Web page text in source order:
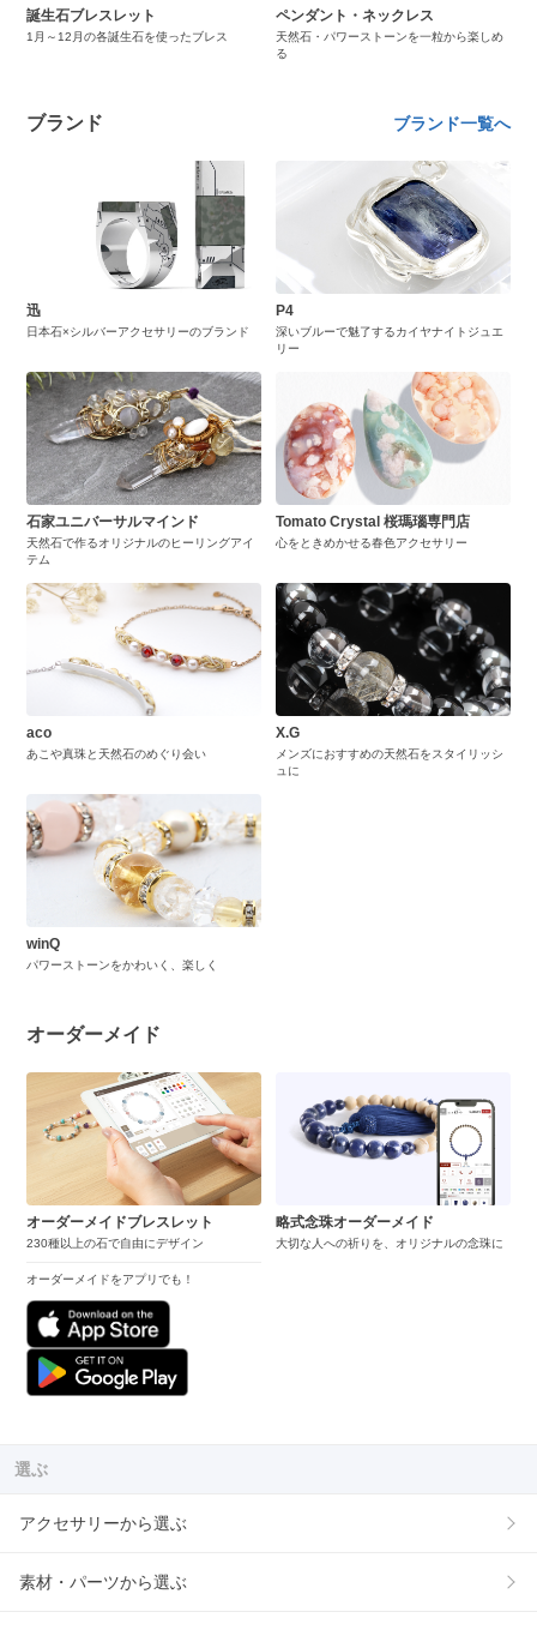
誕生石ブレスレット
1月～12月の各誕生石を使ったブレス
ペンダント・ネックレス
天然石・パワーストーンを一粒から楽しめ
る
ブランド ブランド一覧へ
迅
日本石×シルバーアクセサリーのブランド
P4
深いブルーで魅了するカイヤナイトジュエ
リー
石家ユニバーサルマインド
天然石で作るオリジナルのヒーリングアイ
テム
Tomato Crystal 桜瑪瑙専門店
心をときめかせる春色アクセサリー
aco
あこや真珠と天然石のめぐり会い
X.G
メンズにおすすめの天然石をスタイリッシ
ュに
winQ
パワーストーンをかわいく、楽しく
オーダーメイド
オーダーメイドブレスレット
230種以上の石で自由にデザイン
オーダーメイドをアプリでも！
略式念珠オーダーメイド
大切な人への祈りを、オリジナルの念珠に
選ぶ
アクセサリーから選ぶ
素材・パーツから選ぶ